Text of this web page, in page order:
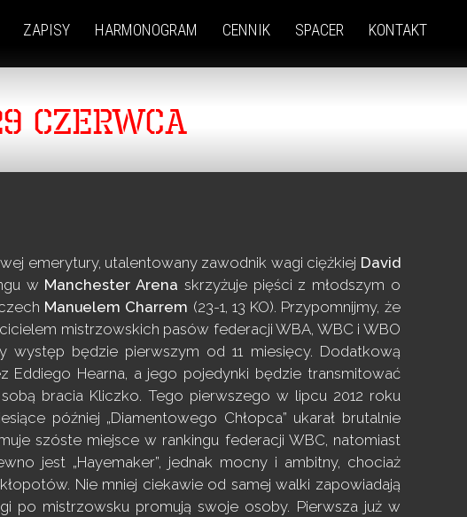
ZAPISY HARMONOGRAM CENNIK SPACER KONTAKT
CZERWCA
emerytury, utalentowany zawodnik wagi ciężkiej David
w Manchester Arena skrzyżuje pięści z młodszym o
Manuelem Charrem (23-1, 13 KO). Przypomnijmy, że
mistrzowskich pasów federacji WBA, WBC i WBO
występ będzie pierwszym od 11 miesięcy. Dodatkową
Hearna, a jego pojedynki będzie transmitować
bracia Kliczko. Tego pierwszego w lipcu 2012 roku
później „Diamentowego Chłopca” ukarał brutalnie
szóste miejsce w rankingu federacji WBC, natomiast
jest „Hayemaker”, jednak mocny i ambitny, chociaż
Nie mniej ciekawie od samej walki zapowiadają
po mistrzowsku promują swoje osoby. Pierwsza już w